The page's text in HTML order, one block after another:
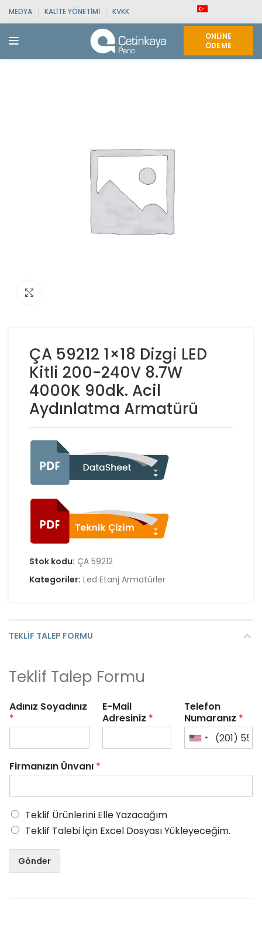
MEDYA KALITE YÖNETIMI KVKK
ONLINE
ÖDEME
ÇA 59212 1×18 Dizgi LED
Kitli 200-240V 8.7W
4000K 90dk. Acil
Aydınlatma Armatürü
Stok kodu: ÇA 59212
Kategoriler: Led Etanj Armatürler
TEKLIF TALEP FORMU
Teklif Talep Formu
Adınız Soyadınız
*
E-Mail
Adresiniz *
Telefon
Numaranız *
Firmanızın Ünvanı *
Teklif Ürünlerini Elle Yazacağım
Teklif Talebi İçin Excel Dosyası Yükleyeceğim.
Gönder